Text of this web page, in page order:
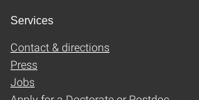
Services
Contact & directions
Press
Jobs